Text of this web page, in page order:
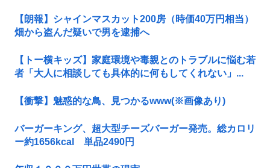
【朗報】シャインマスカット200房（時価40万円相当）
畑から盗んだ疑いで男を逮捕へ
【トー横キッズ】家庭環境や毒親とのトラブルに悩む若
者「大人に相談しても具体的に何もしてくれない」...
【衝撃】魅惑的な鳥、見つかるwww(※画像あり)
バーガーキング、超大型チーズバーガー発売。総カロリ
ー約1656kcal 単品2490円